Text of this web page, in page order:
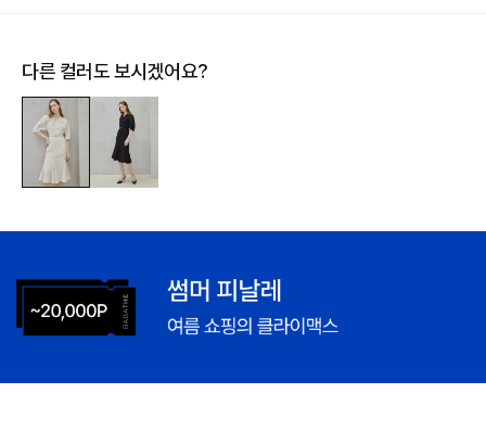
e포인트 (보유 : 0P)
바바캐시 1% 할인
제주 도서산간 지역
배송 가능 지역
다른 컬러도 보시겠어요?